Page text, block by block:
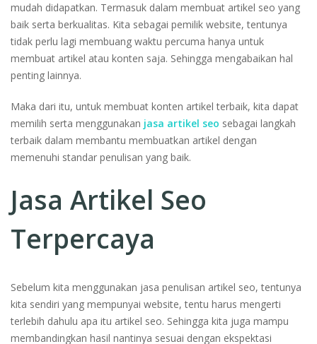
mudah didapatkan. Termasuk dalam membuat artikel seo yang
baik serta berkualitas. Kita sebagai pemilik website, tentunya
tidak perlu lagi membuang waktu percuma hanya untuk
membuat artikel atau konten saja. Sehingga mengabaikan hal
penting lainnya.
Maka dari itu, untuk membuat konten artikel terbaik, kita dapat
memilih serta menggunakan jasa artikel seo sebagai langkah
terbaik dalam membantu membuatkan artikel dengan
memenuhi standar penulisan yang baik.
Jasa Artikel Seo
Terpercaya
Sebelum kita menggunakan jasa penulisan artikel seo, tentunya
kita sendiri yang mempunyai website, tentu harus mengerti
terlebih dahulu apa itu artikel seo. Sehingga kita juga mampu
membandingkan hasil nantinya sesuai dengan ekspektasi